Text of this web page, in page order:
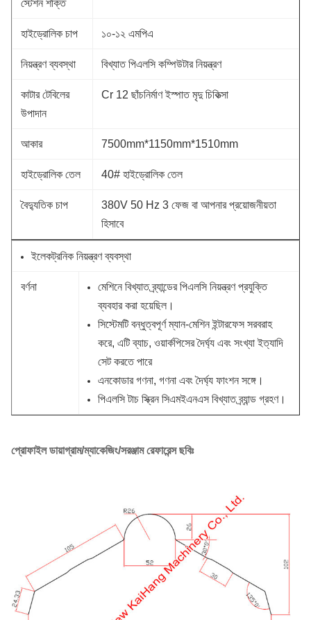
স্টেশন শক্তি
হাইড্রোলিক চাপ ১০-১২ এমপিএ
নিয়ন্ত্রণ ব্যবস্থা বিখ্যাত পিএলসি কম্পিউটার নিয়ন্ত্রণ
কাটার টেবিলের
উপাদান
Cr 12 ছাঁচনির্মাণ ইস্পাত মৃদু চিকিত্সা
আকার 7500mm*1150mm*1510mm
হাইড্রোলিক তেল 40# হাইড্রোলিক তেল
বৈদ্যুতিক চাপ
380V 50 Hz 3 ফেজ বা আপনার প্রয়োজনীয়তা
হিসাবে
ইলেকট্রনিক নিয়ন্ত্রণ ব্যবস্থা
বর্ণনা
মেশিনে বিখ্যাত ব্র্যান্ডের পিএলসি নিয়ন্ত্রণ প্রযুক্তি
ব্যবহার করা হয়েছিল।
সিস্টেমটি বন্ধুত্বপূর্ণ ম্যান-মেশিন ইন্টারফেস সরবরাহ
করে, এটি ব্যাচ, ওয়ার্কপিসের দৈর্ঘ্য এবং সংখ্যা ইত্যাদি
সেট করতে পারে
এনকোডার গণনা, গণনা এবং দৈর্ঘ্য ফাংশন সঙ্গে।
পিএলসি টাচ স্ক্রিন সিএমইএনএস বিখ্যাত ব্র্যান্ড গ্রহণ।
প্রোফাইল ডায়াগ্রাম/ম্যাকেজিং/সরঞ্জাম রেফারেন্স ছবিঃ